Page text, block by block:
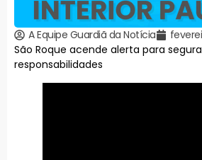
A Equipe Guardiã da Notícia
São Roque acende alerta para
responsabilidades